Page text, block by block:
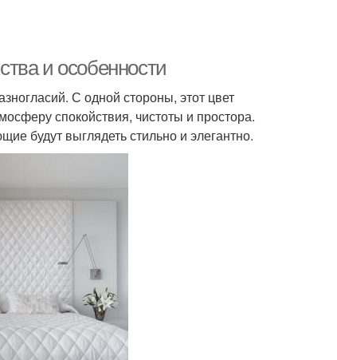
и особенности
С одной стороны, этот цвет
спокойствия, чистоты и простора.
будут выглядеть стильно и элегантно.